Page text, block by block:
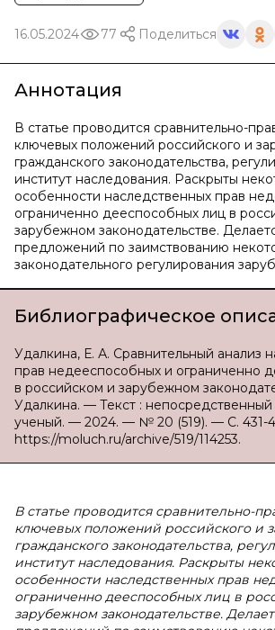
16.05.2024 77 Поделиться
Аннотация
В статье проводится сравнительно-
ключевых положений российского и
гражданского законодательства,
институт наследования. Раскрыты
особенности наследственных прав
ограниченно дееспособных лиц в
зарубежном законодательстве.
предложений по заимствованию
законодательного регулирования
Библиографическое
Удалкина, Е. А. Сравнительный анализ
прав недееспособных и ограниченно
в российском и зарубежном
Удалкина. — Текст :
ученый. — 2024. — № 20 (519). — С. 431-
https://moluch.ru/archive/519/114253.
В статье проводится сравнительно-
ключевых положений российского и
гражданского законодательства,
институт наследования. Раскрыты
особенности наследственных прав
ограниченно дееспособных лиц в
зарубежном законодательстве.